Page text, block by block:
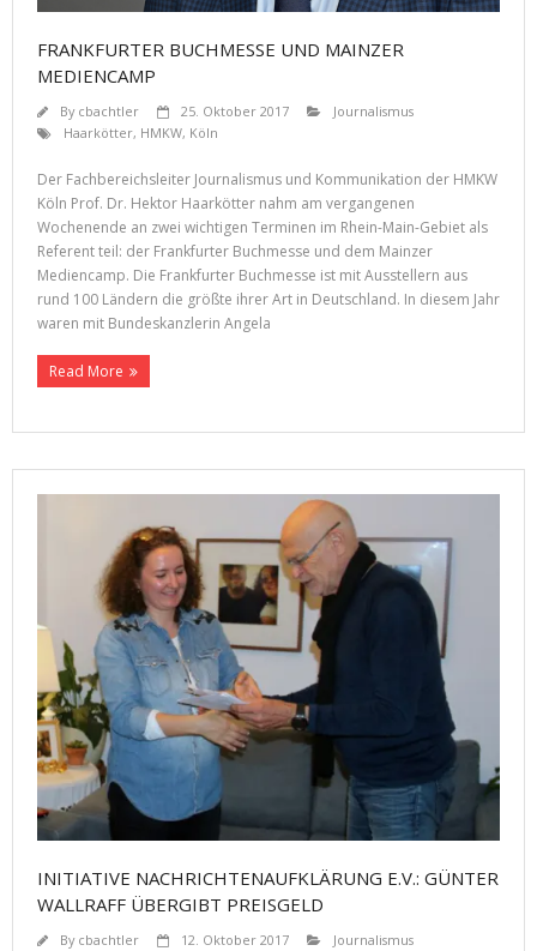
FRANKFURTER BUCHMESSE UND MAINZER
MEDIENCAMP
By cbachtler 25. Oktober 2017
Journalismus
Haarkötter, HMKW, Köln
Der Fachbereichsleiter Journalismus und Kommunikation der HMKW
Köln Prof. Dr. Hektor Haarkötter nahm am vergangenen
Wochenende an zwei wichtigen Terminen im Rhein-Main-Gebiet als
Referent teil: der Frankfurter Buchmesse und dem Mainzer
Mediencamp. Die Frankfurter Buchmesse ist mit Ausstellern aus
rund 100 Ländern die größte ihrer Art in Deutschland. In diesem Jahr
waren mit Bundeskanzlerin Angela
Read More
INITIATIVE NACHRICHTENAUFKLÄRUNG E.V.: GÜNTER
WALLRAFF ÜBERGIBT PREISGELD
By cbachtler 12. Oktober 2017
Journalismus